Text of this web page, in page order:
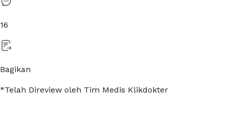
16
Bagikan
*Telah Direview oleh Tim Medis Klikdokter